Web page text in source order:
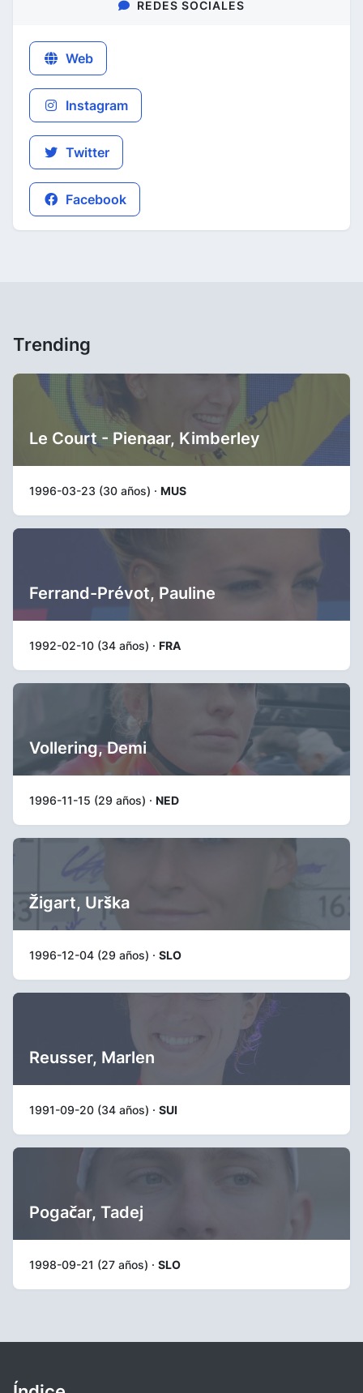
REDES SOCIALES
Web
Instagram
Twitter
Facebook
Trending
Le Court - Pienaar, Kimberley
1996-03-23 (30 años) · MUS
Ferrand-Prévot, Pauline
1992-02-10 (34 años) · FRA
Vollering, Demi
1996-11-15 (29 años) · NED
Žigart, Urška
1996-12-04 (29 años) · SLO
Reusser, Marlen
1991-09-20 (34 años) · SUI
Pogačar, Tadej
1998-09-21 (27 años) · SLO